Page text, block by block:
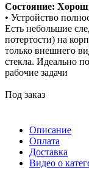
Состояние:
• Устройство
Есть небольшие
потертости) на
только внешнего
стекла. Идеально
рабочие задачи
Под заказ
Описание
Оплата
Доставка
Видео о